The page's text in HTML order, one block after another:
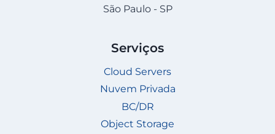
São Paulo - SP
Serviços
Cloud Servers
Nuvem Privada
BC/DR
Object Storage